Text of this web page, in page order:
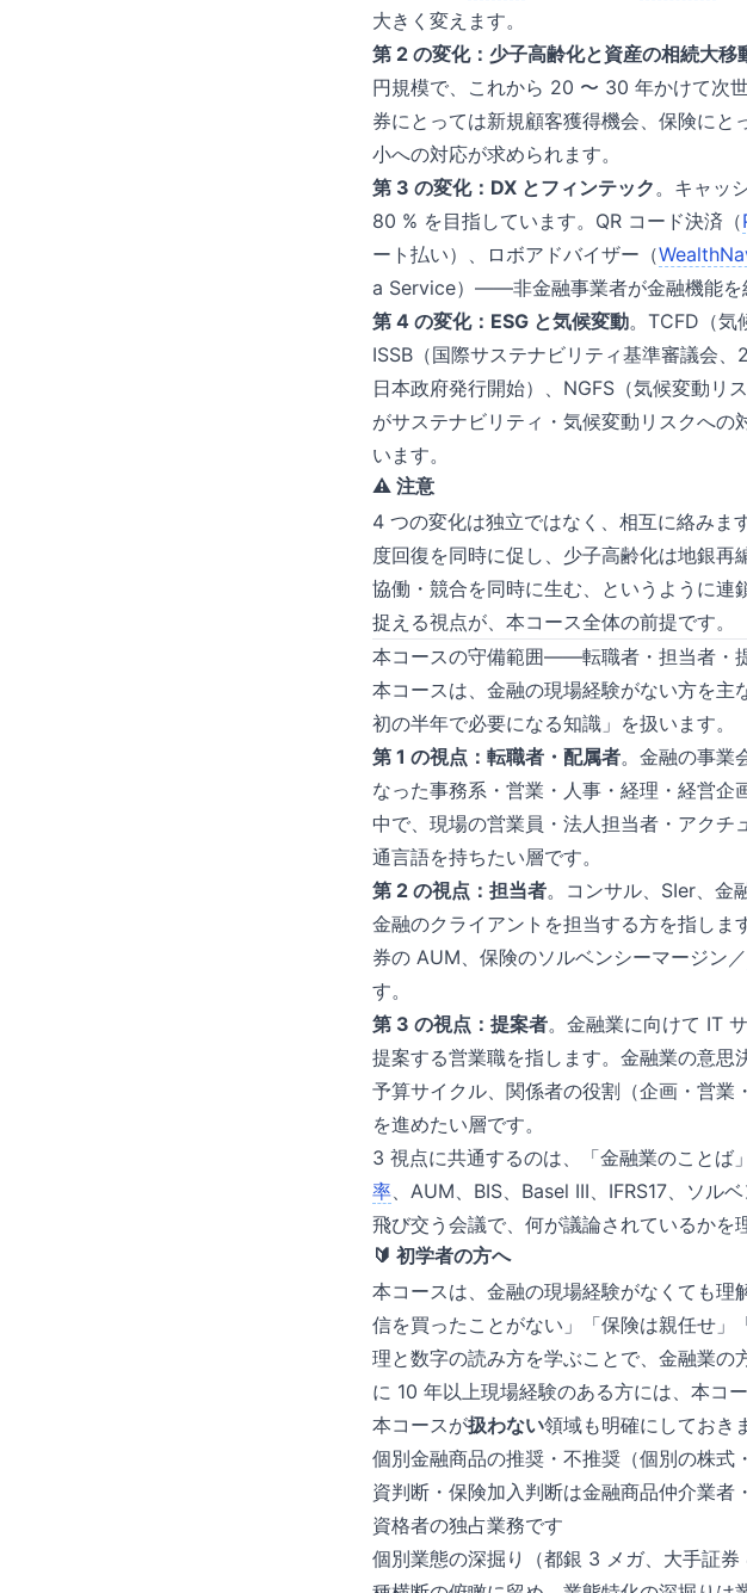
大きく変えます。
第 2 の変化：少子高齢化と資産の相続大移
円規模で、これから 20 〜 30 年かけて次
券にとっては新規顧客獲得機会、保険に
小への対応が求められます。
第 3 の変化：DX とフィンテック。キャッ
80 % を目指しています。QR コード決済（
ート払い）、ロボアドバイザー（
a Service）——非金融事業者が金融機能を
第 4 の変化：ESG と気候変動。TCFD（気
ISSB（国際サステナビリティ基準審議会
日本政府発行開始）、NGFS（気候変動リ
がサステナビリティ・気候変動リスクへ
います。
⚠️ 注意
4 つの変化は独立ではなく、相互に絡みま
度回復を同時に促し、少子高齢化は地銀
協働・競合を同時に生む、というように連
捉える視点が、本コース全体の前提です。
本コースの守備範囲——転職者・担当者・
本コースは、金融の現場経験がない方を
初の半年で必要になる知識」を扱います。
第 1 の視点：転職者・配属者。金融の事業
なった事務系・営業・人事・経理・経営
中で、現場の営業員・法人担当者・アク
通言語を持ちたい層です。
第 2 の視点：担当者。コンサル、SIer、金
金融のクライアントを担当する方を指しま
券の AUM、保険のソルベンシーマージン／
す。
第 3 の視点：提案者。金融業に向けて IT
提案する営業職を指します。金融業の意思
予算サイクル、関係者の役割（企画・営
を進めたい層です。
3 視点に共通するのは、「金融業のことば
率、AUM、BIS、Basel III、IFRS17、ソ
飛び交う会議で、何が議論されているかを
🔰 初学者の方へ
本コースは、金融の現場経験がなくても
信を買ったことがない」「保険は親任せ
理と数字の読み方を学ぶことで、金融業
に 10 年以上現場経験のある方には、本コ
本コースが扱わない領域も明確にしておき
個別金融商品の推奨・不推奨（個別の株
資判断・保険加入判断は金融商品仲介業
資格者の独占業務です
個別業態の深掘り（都銀 3 メガ、大手証